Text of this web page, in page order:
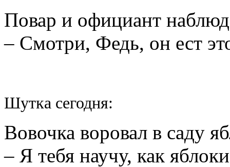
Повар и официант
– Смотри, Федь, он ест
Шутка сегодня:
Вовочка воровал в саду
– Я тебя научу, как